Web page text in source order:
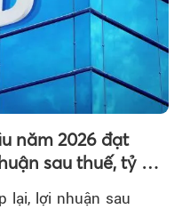
năm 2026 đạt
sau thuế, tỷ lệ
lại, lợi nhuận sau